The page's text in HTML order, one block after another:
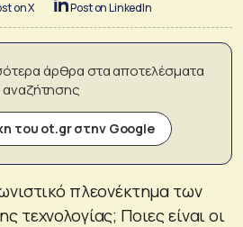
on X Post on LinkedIn
άρθρα στα αποτελέσματα
αναζήτησης
του ot.gr στην Google
πλεονέκτημα των
τεχνολογίας; Ποιες είναι οι